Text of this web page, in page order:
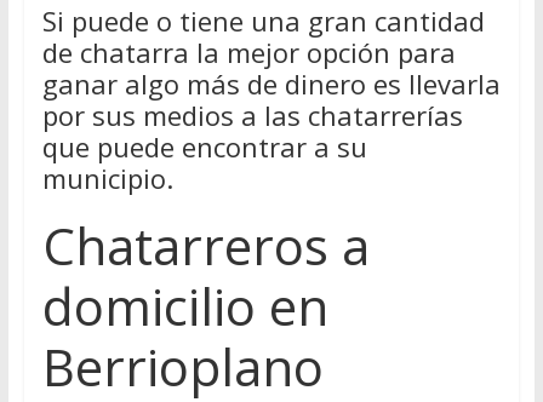
Si puede o tiene una gran cantidad
de chatarra la mejor opción para
ganar algo más de dinero es llevarla
por sus medios a las chatarrerías
que puede encontrar a su
municipio.
Chatarreros a
domicilio en
Berrioplano